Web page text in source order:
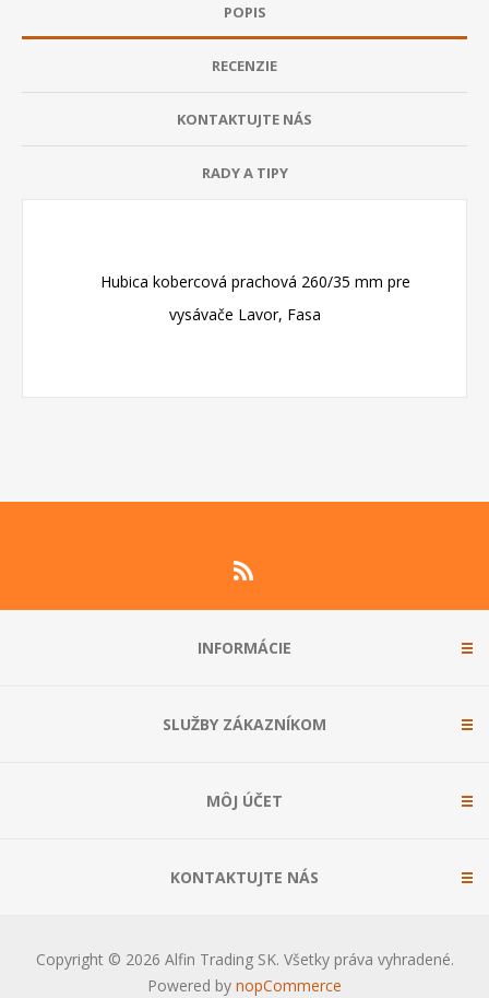
POPIS
RECENZIE
KONTAKTUJTE NÁS
RADY A TIPY
Hubica kobercová prachová 260/35 mm pre
vysávače Lavor, Fasa
INFORMÁCIE
SLUŽBY ZÁKAZNÍKOM
MÔJ ÚČET
KONTAKTUJTE NÁS
Copyright © 2026 Alfin Trading SK. Všetky práva vyhradené.
Powered by nopCommerce